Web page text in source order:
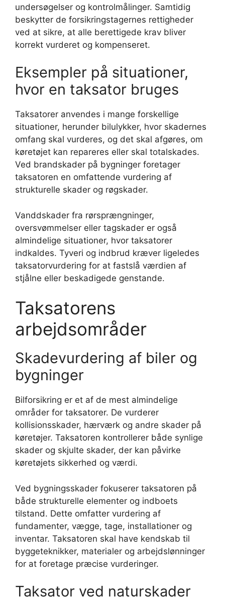
undersøgelser og kontrolmålinger. Samtidig
beskytter de forsikringstagernes rettigheder
ved at sikre, at alle berettigede krav bliver
korrekt vurderet og kompenseret.
Eksempler på situationer,
hvor en taksator bruges
Taksatorer anvendes i mange forskellige
situationer, herunder bilulykker, hvor skadernes
omfang skal vurderes, og det skal afgøres, om
køretøjet kan repareres eller skal totalskades.
Ved brandskader på bygninger foretager
taksatoren en omfattende vurdering af
strukturelle skader og røgskader.
Vanddskader fra rørsprængninger,
oversvømmelser eller tagskader er også
almindelige situationer, hvor taksatorer
indkaldes. Tyveri og indbrud kræver ligeledes
taksatorvurdering for at fastslå værdien af
stjålne eller beskadigede genstande.
Taksatorens
arbejdsområder
Skadevurdering af biler og
bygninger
Bilforsikring er et af de mest almindelige
områder for taksatorer. De vurderer
kollisionsskader, hærværk og andre skader på
køretøjer. Taksatoren kontrollerer både synlige
skader og skjulte skader, der kan påvirke
køretøjets sikkerhed og værdi.
Ved bygningsskader fokuserer taksatoren på
både strukturelle elementer og indboets
tilstand. Dette omfatter vurdering af
fundamenter, vægge, tage, installationer og
inventar. Taksatoren skal have kendskab til
byggeteknikker, materialer og arbejdslønninger
for at foretage præcise vurderinger.
Taksator ved naturskader